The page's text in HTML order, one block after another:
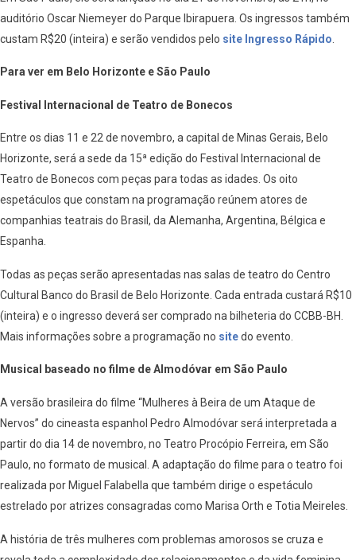
auditório Oscar Niemeyer do Parque Ibirapuera. Os ingressos também
custam R$20 (inteira) e serão vendidos pelo site Ingresso Rápido
Para ver em Belo Horizonte e São Paulo
Festival Internacional de Teatro de Bonecos
Entre os dias 11 e 22 de novembro, a capital de Minas Gerais, Belo
Horizonte, será a sede da 15ª edição do Festival Internacional de
Teatro de Bonecos com peças para todas as idades. Os oito
espetáculos que constam na programação reúnem atores de
companhias teatrais do Brasil, da Alemanha, Argentina, Bélgica e
Espanha.
Todas as peças serão apresentadas nas salas de teatro do Centro
Cultural Banco do Brasil de Belo Horizonte. Cada entrada custará R$10
(inteira) e o ingresso deverá ser comprado na bilheteria do CCBB-BH.
Mais informações sobre a programação no sitedo evento.
Musical baseado no filme de Almodóvar em São Paulo
A versão brasileira do filme “Mulheres à Beira de um Ataque de
Nervos” do cineasta espanhol Pedro Almodóvar será interpretada a
partir do dia 14 de novembro, no Teatro Procópio Ferreira, em São
Paulo, no formato de musical. A adaptação do filme para o teatro foi
realizada por Miguel Falabella que também dirige o espetáculo
estrelado por atrizes consagradas como Marisa Orth e Totia Meireles.
A história de três mulheres com problemas amorosos se cruza e